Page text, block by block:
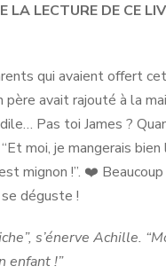
LA LECTURE DE CE
qui avaient offert
avait rajouté à la
Pas toi James ?
moi, je mangerais
mignon !”. ❤️ Beaucoup
déguste !
s’énerve Achille.
enfant !”